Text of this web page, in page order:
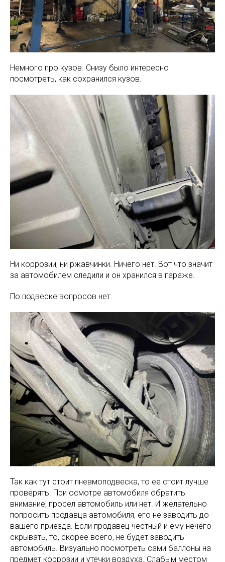
Немного про кузов. Снизу было интересно
посмотреть, как сохранился кузов.
Ни коррозии, ни ржавчинки. Ничего нет. Вот что значит
за автомобилем следили и он хранился в гараже.
По подвеске вопросов нет.
Так как тут стоит пневмоподвеска, то ее стоит лучше
проверять. При осмотре автомобиля обратить
внимание, просел автомобиль или нет. И желательно
попросить продавца автомобиля, его не заводить до
вашего приезда. Если продавец честный и ему нечего
скрывать, то, скорее всего, не будет заводить
автомобиль. Визуально посмотреть сами баллоны на
предмет коррозии и утечки воздуха. Слабым местом